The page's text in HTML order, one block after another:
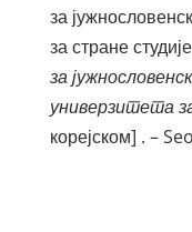
за
за стране
за
универзитета
корејском] . –